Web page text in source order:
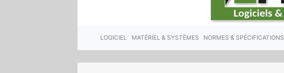
LOGICIEL MATÉRIEL & SYSTÈMES NORMES & SPÉCIFICATIONS